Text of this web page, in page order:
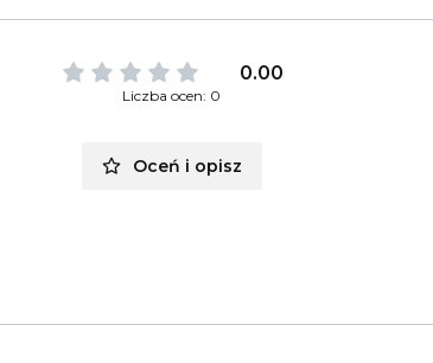
0.00
Liczba ocen: 0
Oceń i opisz